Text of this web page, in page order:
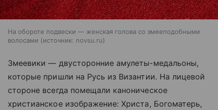
На обороте подвески — женская голова со змееподобными
волосами
источник: novsu.ru
Змеевики — двусторонние амулеты-медальоны,
которые пришли на Русь из Византии. На лицевой
стороне всегда помещали каноническое
христианское изображение: Христа, Богоматерь,